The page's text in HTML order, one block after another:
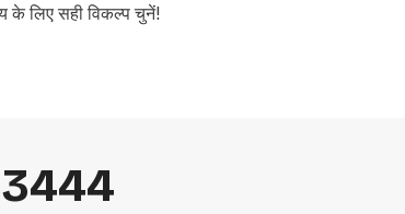
के लिए सही विकल्प चुनें!